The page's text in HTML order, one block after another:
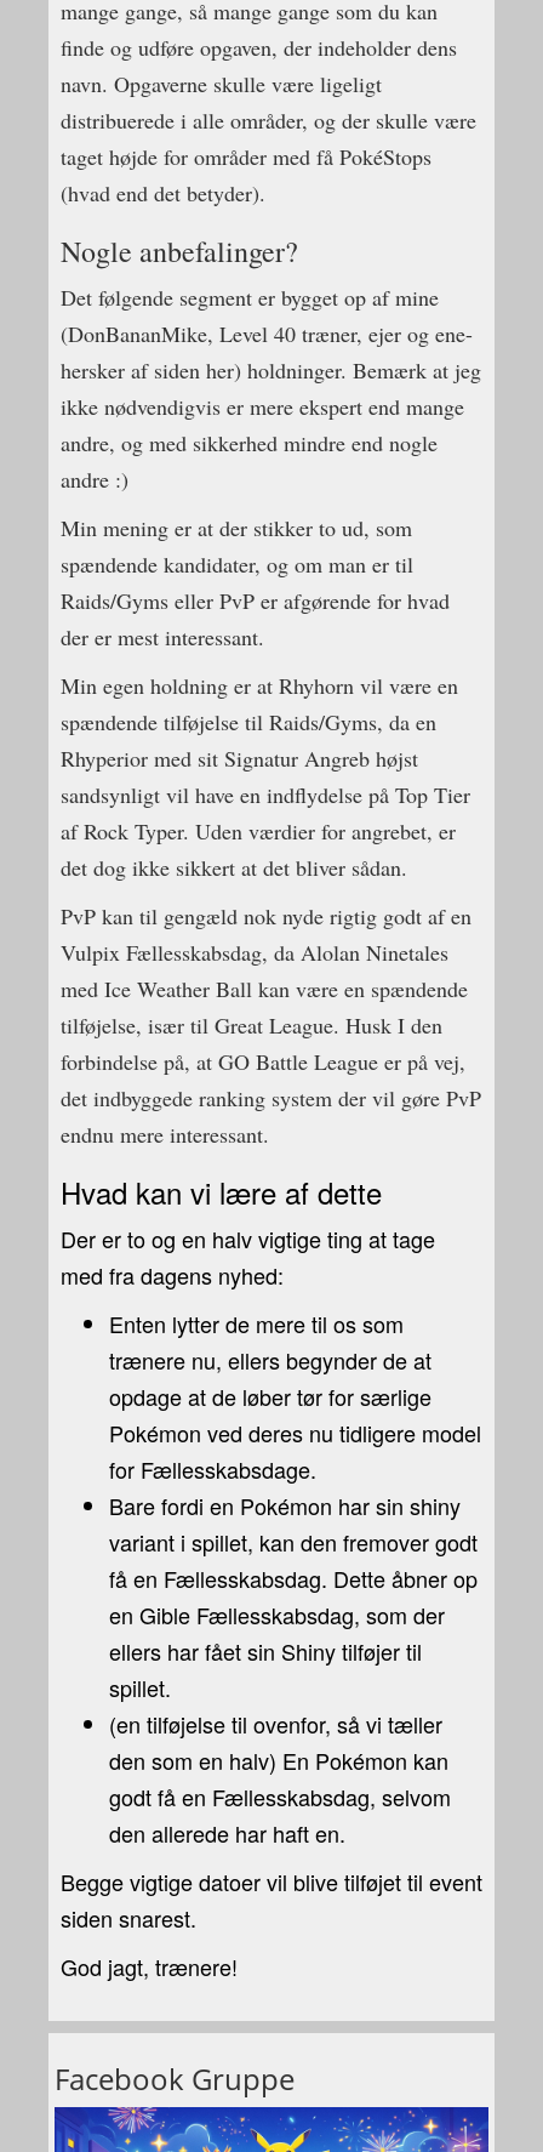
mange gange, så mange gange som du kan
finde og udføre opgaven, der indeholder dens
navn. Opgaverne skulle være ligeligt
distribuerede i alle områder, og der skulle være
taget højde for områder med få PokéStops
(hvad end det betyder).
Nogle anbefalinger?
Det følgende segment er bygget op af mine
(DonBananMike, Level 40 træner, ejer og ene-
hersker af siden her) holdninger. Bemærk at jeg
ikke nødvendigvis er mere ekspert end mange
andre, og med sikkerhed mindre end nogle
andre :)
Min mening er at der stikker to ud, som
spændende kandidater, og om man er til
Raids/Gyms eller PvP er afgørende for hvad
der er mest interessant.
Min egen holdning er at Rhyhorn vil være en
spændende tilføjelse til Raids/Gyms, da en
Rhyperior med sit Signatur Angreb højst
sandsynligt vil have en indflydelse på Top Tier
af Rock Typer. Uden værdier for angrebet, er
det dog ikke sikkert at det bliver sådan.
PvP kan til gengæld nok nyde rigtig godt af en
Vulpix Fællesskabsdag, da Alolan Ninetales
med Ice Weather Ball kan være en spændende
tilføjelse, især til Great League. Husk I den
forbindelse på, at GO Battle League er på vej,
det indbyggede ranking system der vil gøre PvP
endnu mere interessant.
Hvad kan vi lære af dette
Der er to og en halv vigtige ting at tage
med fra dagens nyhed:
Enten lytter de mere til os som
trænere nu, ellers begynder de at
opdage at de løber tør for særlige
Pokémon ved deres nu tidligere model
for Fællesskabsdage.
Bare fordi en Pokémon har sin shiny
variant i spillet, kan den fremover godt
få en Fællesskabsdag. Dette åbner op
en Gible Fællesskabsdag, som der
ellers har fået sin Shiny tilføjer til
spillet.
(en tilføjelse til ovenfor, så vi tæller
den som en halv) En Pokémon kan
godt få en Fællesskabsdag, selvom
den allerede har haft en.
Begge vigtige datoer vil blive tilføjet til event
siden snarest.
God jagt, trænere!
Facebook Gruppe